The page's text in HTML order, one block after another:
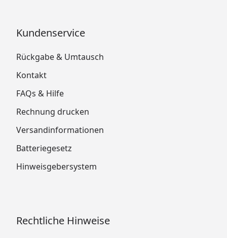
Kundenservice
Rückgabe & Umtausch
Kontakt
FAQs & Hilfe
Rechnung drucken
Versandinformationen
Batteriegesetz
Hinweisgebersystem
Rechtliche Hinweise